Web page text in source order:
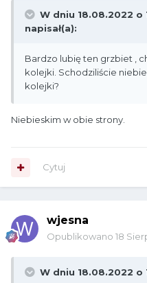
W dniu 18.08.2022 o
napisał(a):
Bardzo lubię ten grzbiet ,
kolejki. Schodziliście
kolejki?
Niebieskim w obie strony.
Cytuj
wjesna
Opublikowano 18
W dniu 18.08.2022 o